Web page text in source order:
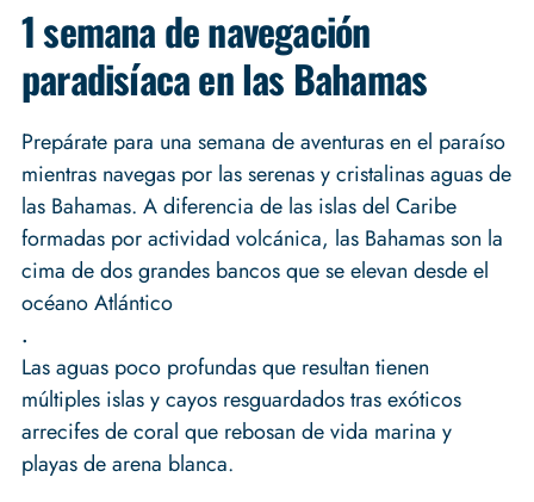
1 semana de navegación
paradisíaca en las Bahamas
Prepárate para una semana de aventuras en el paraíso
mientras navegas por las serenas y cristalinas aguas de
las Bahamas. A diferencia de las islas del Caribe
formadas por actividad volcánica, las Bahamas son la
cima de dos grandes bancos que se elevan desde el
océano Atlántico
.
Las aguas poco profundas que resultan tienen
múltiples islas y cayos resguardados tras exóticos
arrecifes de coral que rebosan de vida marina y
playas de arena blanca.